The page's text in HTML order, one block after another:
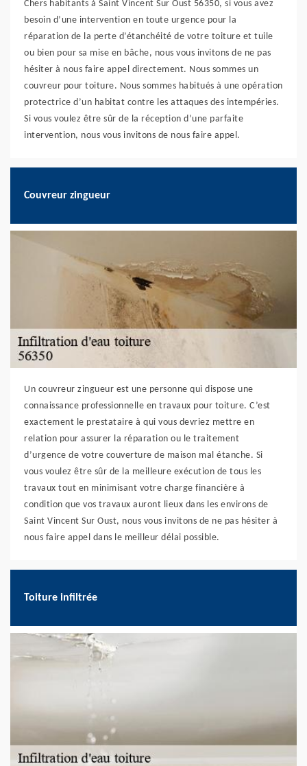
Chers habitants à Saint Vincent Sur Oust 56350, si vous avez
besoin d’une intervention en toute urgence pour la
réparation de la perte d’étanchéité de votre toiture et tuile
ou bien pour sa mise en bâche, nous vous invitons de ne pas
hésiter à nous faire appel directement. Nous sommes un
couvreur pour toiture. Nous sommes habitués à une opération
protectrice d’un habitat contre les attaques des intempéries.
Si vous voulez être sûr de la réception d’une parfaite
intervention, nous vous invitons de nous faire appel.
Couvreur zingueur
Un couvreur zingueur est une personne qui dispose une
connaissance professionnelle en travaux pour toiture. C’est
exactement le prestataire à qui vous devriez mettre en
relation pour assurer la réparation ou le traitement
d’urgence de votre couverture de maison mal étanche. Si
vous voulez être sûr de la meilleure exécution de tous les
travaux tout en minimisant votre charge financière à
condition que vos travaux auront lieux dans les environs de
Saint Vincent Sur Oust, nous vous invitons de ne pas hésiter à
nous faire appel dans le meilleur délai possible.
Toiture infiltrée